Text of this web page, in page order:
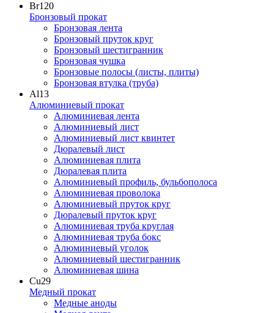
Br120
Бронзовый прокат
Бронзовая лента
Бронзовый пруток круг
Бронзовый шестигранник
Бронзовая чушка
Бронзовые полосы (листы, плиты)
Бронзовая втулка (труба)
Al13
Алюминиевый прокат
Алюминиевая лента
Алюминиевый лист
Алюминиевый лист квинтет
Дюралевый лист
Алюминиевая плита
Дюралевая плита
Алюминиевый профиль, бульбополоса
Алюминиевая проволока
Алюминиевый пруток круг
Дюралевый пруток круг
Алюминиевая труба круглая
Алюминиевая труба бокс
Алюминиевый уголок
Алюминиевый шестигранник
Алюминиевая шина
Cu29
Медный прокат
Медные аноды